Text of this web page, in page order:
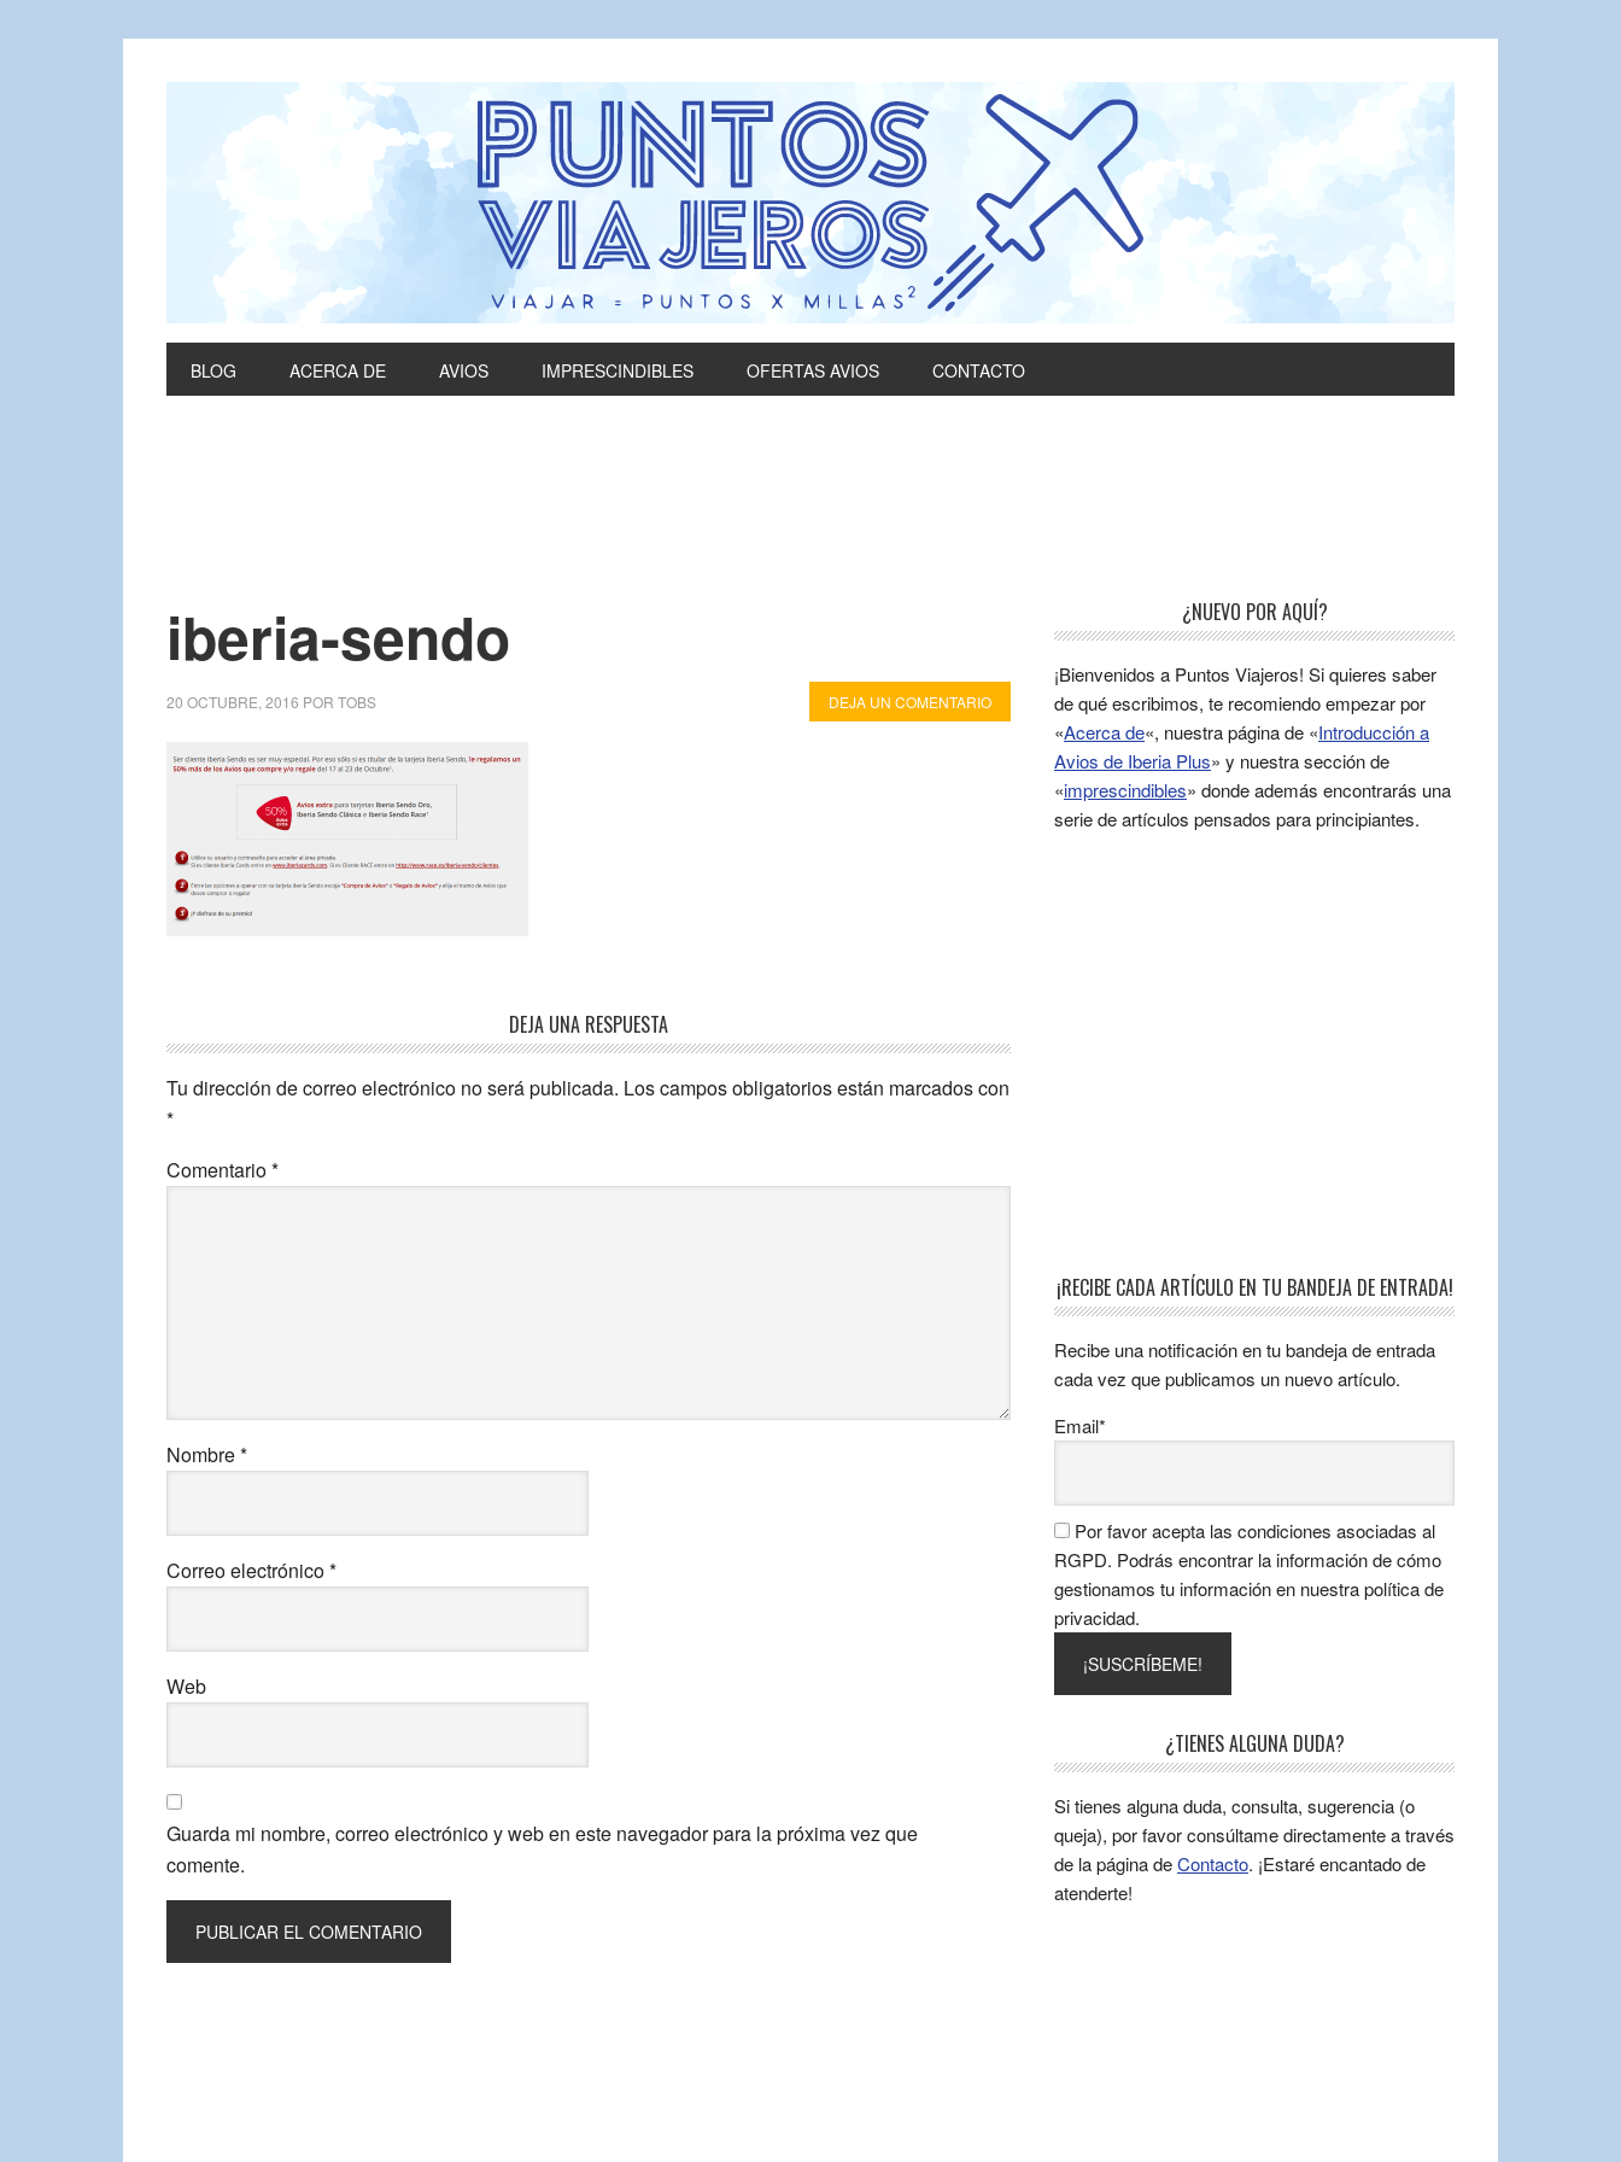
BLOG ACERCA DE AVIOS IMPRESCINDIBLES OFERTAS AVIOS CONTACTO
iberia-sendo
20 OCTUBRE, 2016 POR TOBS DEJA UN COMENTARIO
DEJA UNA RESPUESTA
Tu dirección de correo electrónico no será publicada. Los campos obligatorios están marcados con
*
Comentario*
Nombre*
Correo electrónico*
Web
Guarda mi nombre, correo electrónico y web en este navegador para la próxima vez que
comente.
¿NUEVO POR AQUÍ?
¡Bienvenidos a Puntos Viajeros! Si quieres saber
de qué escribimos, te recomiendo empezar por
«Acerca de«, nuestra página de «Introducción a
Avios de Iberia Plus» y nuestra sección de
«imprescindibles» donde además encontrarás una
serie de artículos pensados para principiantes.
¡RECIBE CADA ARTÍCULO EN TU BANDEJA DE ENTRADA!
Recibe una notificación en tu bandeja de entrada
cada vez que publicamos un nuevo artículo.
Email*
Por favor acepta las condiciones asociadas al
RGPD. Podrás encontrar la información de cómo
gestionamos tu información en nuestra política de
privacidad.
¿TIENES ALGUNA DUDA?
Si tienes alguna duda, consulta, sugerencia (o
queja), por favor consúltame directamente a través
de la página deContacto. ¡Estaré encantado de
atenderte!